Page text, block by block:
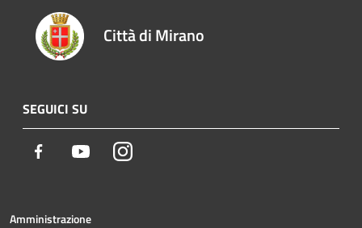
Città di Mirano
SEGUICI SU
Facebook YoutubeInstagram
Amministrazione